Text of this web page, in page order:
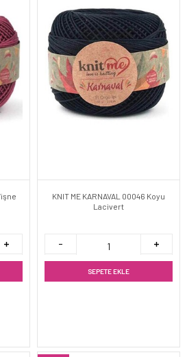
KNIT ME KARNAVAL 00046 Koyu
Lacivert
SEPETE EKLE